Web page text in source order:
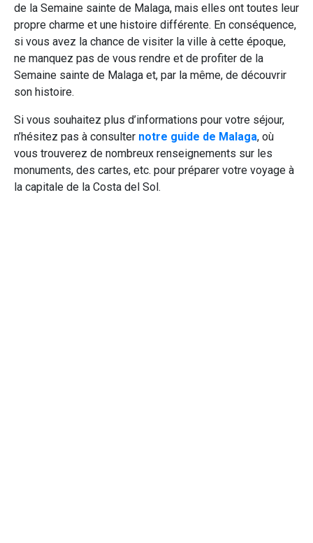
de la Semaine sainte de Malaga, mais elles ont toutes leur
propre charme et une histoire différente. En conséquence,
si vous avez la chance de visiter la ville à cette époque,
ne manquez pas de vous rendre et de profiter de la
Semaine sainte de Malaga et, par la même, de découvrir
son histoire.
Si vous souhaitez plus d’informations pour votre séjour,
n’hésitez pas à consulter notre guide de Malaga, où
vous trouverez de nombreux renseignements sur les
monuments, des cartes, etc. pour préparer votre voyage à
la capitale de la Costa del Sol.